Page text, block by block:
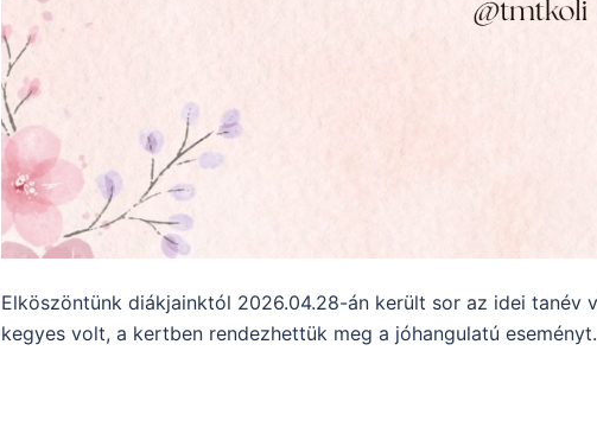
Elköszöntünk diákjainktól 2026.04.28-án került sor az idei tanév
kegyes volt, a kertben rendezhettük meg a jóhangulatú